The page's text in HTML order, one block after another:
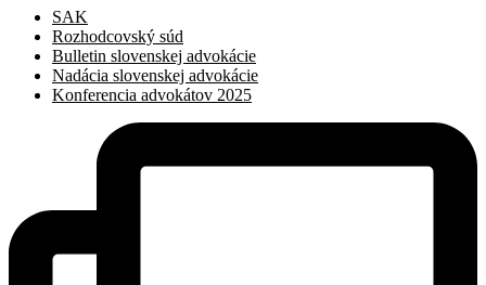
SAK
Rozhodcovský súd
Bulletin slovenskej advokácie
Nadácia slovenskej advokácie
Konferencia advokátov 2025